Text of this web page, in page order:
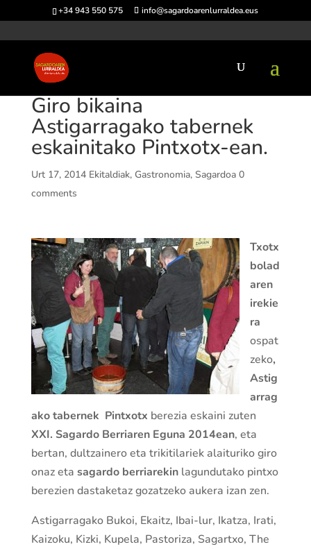
+34 943 550 575 info@sagardoarenlurraldea.eus
Giro bikaina
Astigarragako tabernek
eskainitako Pintxotx-ean.
Urt 17, 2014 Ekitaldiak, Gastronomia, Sagardoa 0
comments
Txotx
bolad
aren
irekie
ra
ospat
zeko,
Astig
arrag
ako tabernek Pintxotx berezia eskaini zuten
XXI. Sagardo Berriaren Eguna 2014ean, eta
bertan, dultzainero eta trikitilariek alaituriko giro
onaz eta sagardo berriarekinlagundutako pintxo
berezien dastaketaz gozatzeko aukera izan zen.
Astigarragako Bukoi, Ekaitz, Ibai-lur, Ikatza, Irati,
Kaizoku, Kizki, Kupela, Pastoriza, Sagartxo, The